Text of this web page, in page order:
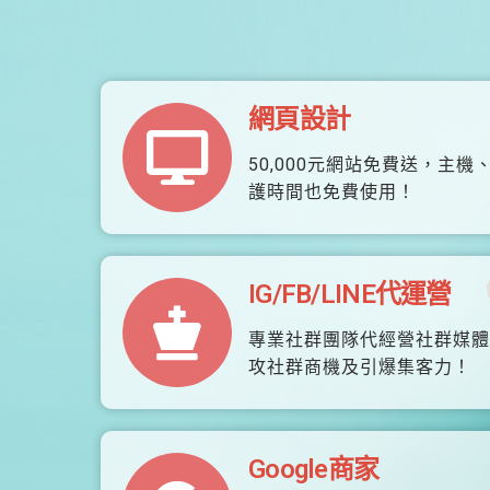
網頁設計
50,000元網站免費送，主機
護時間也免費使用！
IG/FB/LINE代運營
專業社群團隊代經營社群媒
攻社群商機及引爆集客力！
Google商家